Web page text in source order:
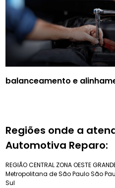
balanceamento e
Regiões onde a
Automotiva Reparo:
REGIÃO CENTRAL ZONA OESTE
Metropolitana de São PauloSão
Sul